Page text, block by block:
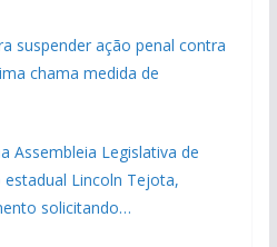
suspender ação penal contra
chama medida de
Assembleia Legislativa de
Lincoln Tejota,
solicitando…